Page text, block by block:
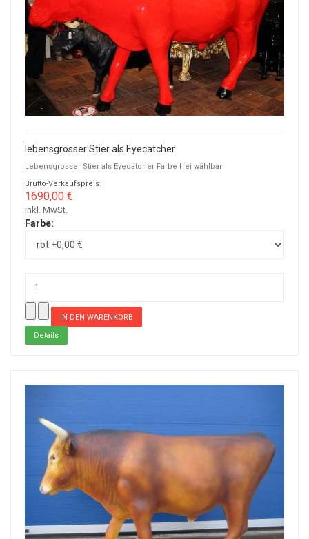
lebensgrosser Stier als Eyecatcher
Lebensgrosser Stier als Eyecatcher Farbe frei wählbar
Brutto-Verkaufspreis:
1690,00 €
inkl. MwSt.
Farbe:
Details